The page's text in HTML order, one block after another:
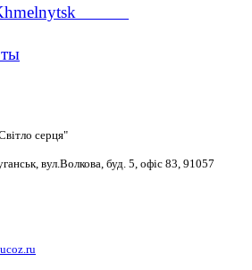
серця"
вул.Волкова, буд. 5, офіс 83, 91057